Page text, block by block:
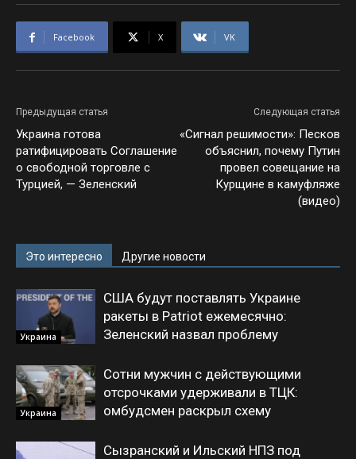
Facebook X VK
Предыдущая статья
Украина готова
ратифицировать Соглашение
о свободной торговле с
Турцией, — Зеленский
Следующая статья
«Сигнал решимости»: Песков
объяснил, почему Путин
провел совещание на
Курщине в камуфляже
(видео)
Это интересно Другие новости
Украина
США будут поставлять Украине
ракеты в Patriot ежемесячно:
Зеленский назвал проблему
Украина
Сотни мужчин с действующими
отсрочками удерживали в ТЦК:
омбудсмен раскрыл схему
Сызранский и Ильский НПЗ под